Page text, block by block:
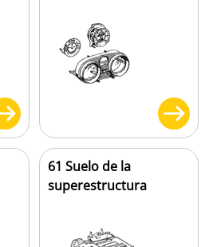
61 Suelo de la
superestructura